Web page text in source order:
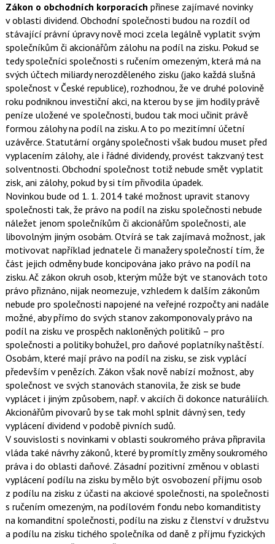
Zákon o obchodních korporacích přinese zajímavé novinky
v oblasti dividend. Obchodní společnosti budou na rozdíl od
stávající právní úpravy nově moci zcela legálně vyplatit svým
společníkům či akcionářům zálohu na podíl na zisku. Pokud se
tedy společníci společnosti s ručením omezeným, která má na
svých účtech miliardy nerozděleného zisku (jako každá slušná
společnost v České republice), rozhodnou, že ve druhé polovině
roku podniknou investiční akci, na kterou by se jim hodily právě
peníze uložené ve společnosti, budou tak moci učinit právě
formou zálohy na podíl na zisku. A to po mezitímní účetní
uzávěrce. Statutární orgány společnosti však budou muset před
vyplacením zálohy, ale i řádné dividendy, provést takzvaný test
solventnosti. Obchodní společnost totiž nebude smět vyplatit
zisk, ani zálohy, pokud by si tím přivodila úpadek.
Novinkou bude od 1. 1. 2014 také možnost upravit stanovy
společnosti tak, že právo na podíl na zisku společnosti nebude
náležet jenom společníkům či akcionářům společnosti, ale
libovolným jiným osobám. Otvírá se tak zajímavá možnost, jak
motivovat například jednatele či manažery společností tím, že
část jejich odměny bude koncipována jako právo na podíl na
zisku. Ač zákon okruh osob, kterým může být ve stanovách toto
právo přiznáno, nijak neomezuje, vzhledem k dalším zákonům
nebude pro společnosti napojené na veřejné rozpočty ani nadále
možné, aby přímo do svých stanov zakomponovaly právo na
podíl na zisku ve prospěch nakloněných politiků – pro
společnosti a politiky bohužel, pro daňové poplatníky naštěstí.
Osobám, které mají právo na podíl na zisku, se zisk vyplácí
především v penězích. Zákon však nově nabízí možnost, aby
společnost ve svých stanovách stanovila, že zisk se bude
vyplácet i jiným způsobem, např. v akciích či dokonce naturáliích.
Akcionářům pivovarů by se tak mohl splnit dávný sen, tedy
vyplácení dividend v podobě pivních sudů.
V souvislosti s novinkami v oblasti soukromého práva připravila
vláda také návrhy zákonů, které by promítly změny soukromého
práva i do oblasti daňové. Zásadní pozitivní změnou v oblasti
vyplácení podílu na zisku by mělo být osvobození příjmu osob
z podílu na zisku z účasti na akciové společnosti, na společnosti
s ručením omezeným, na podílovém fondu nebo komanditisty
na komanditní společnosti, podílu na zisku z členství v družstvu
a podílu na zisku tichého společníka od daně z příjmu fyzických